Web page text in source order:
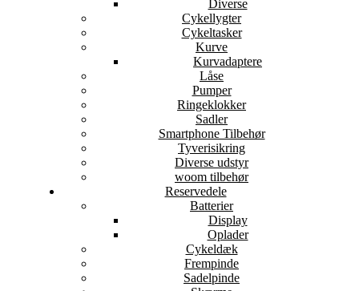
Diverse
Cykellygter
Cykeltasker
Kurve
Kurvadaptere
Låse
Pumper
Ringeklokker
Sadler
Smartphone Tilbehør
Tyverisikring
Diverse udstyr
woom tilbehør
Reservedele
Batterier
Display
Oplader
Cykeldæk
Frempinde
Sadelpinde